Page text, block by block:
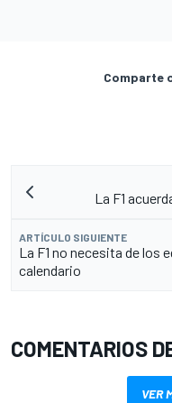
Comparte
La F1
ARTÍCULO SIGUIENTE
La F1 no necesita de los
calendario
COMENTARIOS
VER